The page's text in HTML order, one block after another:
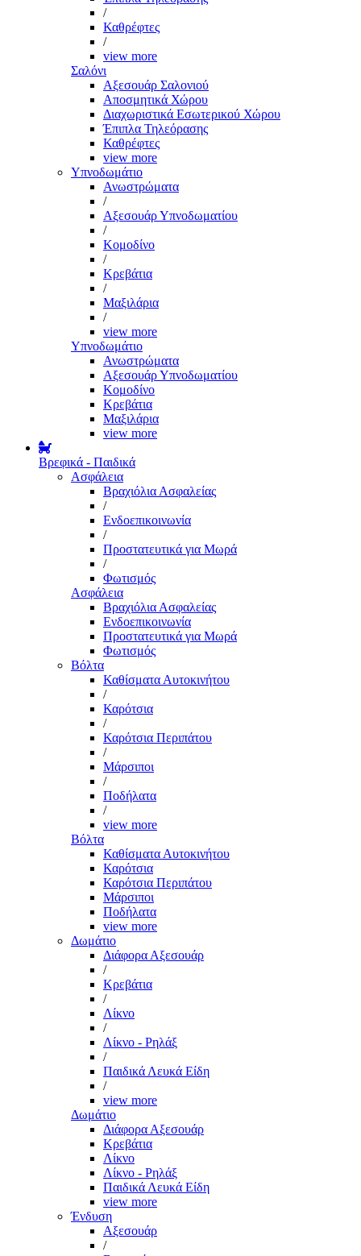
/
Καθρέφτες
/
view more
Σαλόνι
Αξεσουάρ Σαλονιού
Αποσμητικά Χώρου
Διαχωριστικά Εσωτερικού Χώρου
Έπιπλα Τηλεόρασης
Καθρέφτες
view more
Υπνοδωμάτιο
Ανωστρώματα
/
Αξεσουάρ Υπνοδωματίου
/
Κομοδίνο
/
Κρεβάτια
/
Μαξιλάρια
/
view more
Υπνοδωμάτιο
Ανωστρώματα
Αξεσουάρ Υπνοδωματίου
Κομοδίνο
Κρεβάτια
Μαξιλάρια
view more
Βρεφικά - Παιδικά
Ασφάλεια
Βραχιόλια Ασφαλείας
/
Ενδοεπικοινωνία
/
Προστατευτικά για Μωρά
/
Φωτισμός
Ασφάλεια
Βραχιόλια Ασφαλείας
Ενδοεπικοινωνία
Προστατευτικά για Μωρά
Φωτισμός
Βόλτα
Καθίσματα Αυτοκινήτου
/
Καρότσια
/
Καρότσια Περιπάτου
/
Μάρσιποι
/
Ποδήλατα
/
view more
Βόλτα
Καθίσματα Αυτοκινήτου
Καρότσια
Καρότσια Περιπάτου
Μάρσιποι
Ποδήλατα
view more
Δωμάτιο
Διάφορα Αξεσουάρ
/
Κρεβάτια
/
Λίκνο
/
Λίκνο - Ρηλάξ
/
Παιδικά Λευκά Είδη
/
view more
Δωμάτιο
Διάφορα Αξεσουάρ
Κρεβάτια
Λίκνο
Λίκνο - Ρηλάξ
Παιδικά Λευκά Είδη
view more
Ένδυση
Αξεσουάρ
/